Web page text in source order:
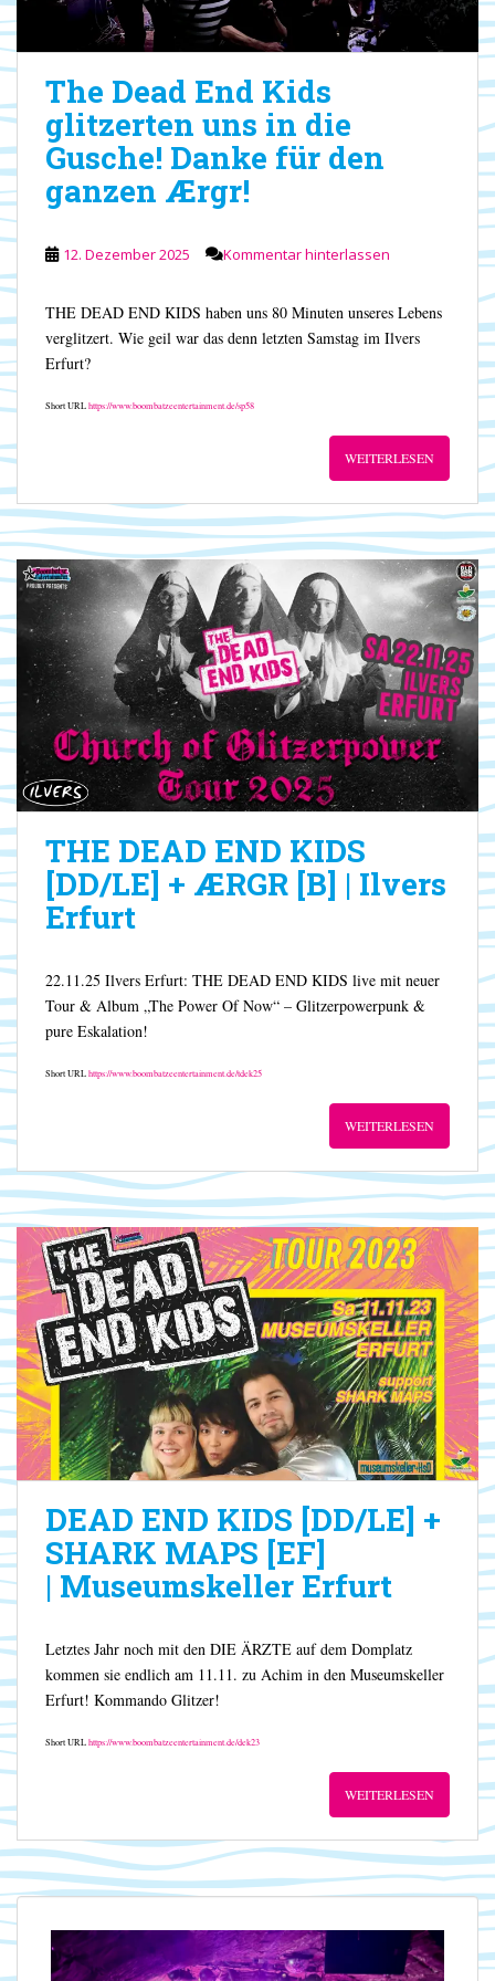
The Dead End Kids
glitzerten uns in die
Gusche! Danke für den
ganzen Ærgr!
12. Dezember 2025 Kommentar hinterlassen
THE DEAD END KIDS haben uns 80 Minuten unseres Lebens
verglitzert. Wie geil war das denn letzten Samstag im Ilvers
Erfurt?
Short URLhttps://www.boombatzeentertainment.de/sp58
WEITERLESEN
THE DEAD END KIDS
[DD/LE] + ÆRGR [B] | Ilvers
Erfurt
22.11.25 Ilvers Erfurt: THE DEAD END KIDS live mit neuer
Tour & Album „The Power Of Now“ – Glitzerpowerpunk &
pure Eskalation!
Short URLhttps://www.boombatzeentertainment.de/tdek25
WEITERLESEN
DEAD END KIDS [DD/LE] +
SHARK MAPS [EF]
| Museumskeller Erfurt
Letztes Jahr noch mit den DIE ÄRZTE auf dem Domplatz
kommen sie endlich am 11.11. zu Achim in den Museumskeller
Erfurt! Kommando Glitzer!
Short URLhttps://www.boombatzeentertainment.de/dek23
WEITERLESEN